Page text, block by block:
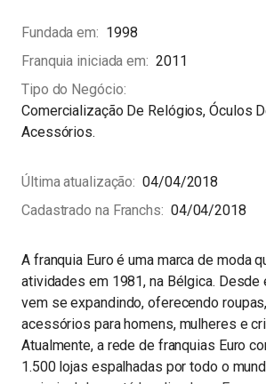
Fundada em
1998
Franquia iniciada em 2011
Tipo do Negócio
Comercialização De Relógios, Óculos
Acessórios.
Última atualização 04/04/2018
Cadastrado na Franchs
04/04/2018
A franquia Euro é uma marca de moda
atividades em 1981, na Bélgica. Desde
vem se expandindo, oferecendo
acessórios para homens, mulheres e
Atualmente, a rede de franquias Euro
1.500 lojas espalhadas por todo o